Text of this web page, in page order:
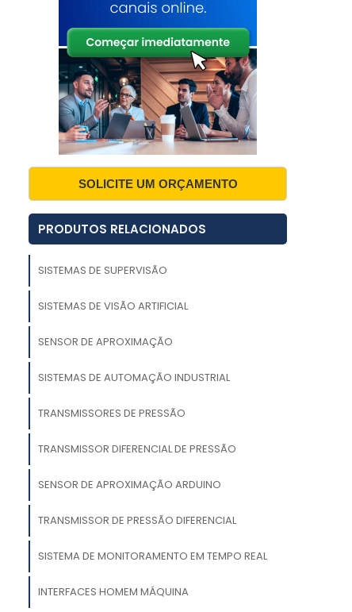
SOLICITE UM ORÇAMENTO
PRODUTOS RELACIONADOS
SISTEMAS DE SUPERVISÃO
SISTEMAS DE VISÃO ARTIFICIAL
SENSOR DE APROXIMAÇÃO
SISTEMAS DE AUTOMAÇÃO INDUSTRIAL
TRANSMISSORES DE PRESSÃO
TRANSMISSOR DIFERENCIAL DE PRESSÃO
SENSOR DE APROXIMAÇÃO ARDUINO
TRANSMISSOR DE PRESSÃO DIFERENCIAL
SISTEMA DE MONITORAMENTO EM TEMPO REAL
INTERFACES HOMEM MÁQUINA